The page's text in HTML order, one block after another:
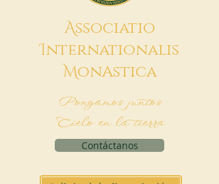
Associatio
Internationalis
MonAstica
Pongamos juntos
Cielo en la tierra
Contáctanos